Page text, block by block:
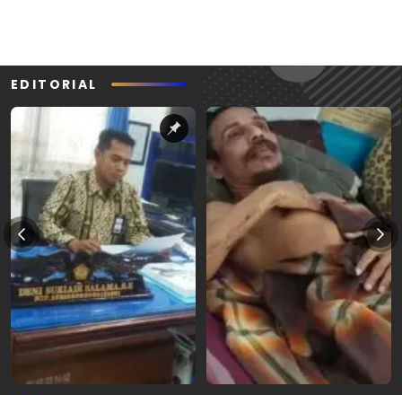
EDITORIAL